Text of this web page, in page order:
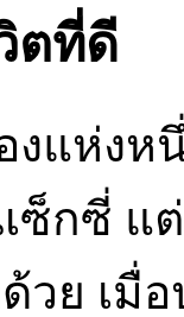
ตที่ดี
งแห่งห
ซ็กซี่ แ
ย เมื่